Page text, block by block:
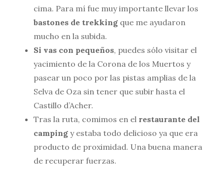
cima. Para mí fue muy importante llevar los
bastones de trekking que me ayudaron
mucho en la subida.
Si vas con pequeños, puedes sólo visitar el
yacimiento de la Corona de los Muertos y
pasear un poco por las pistas amplias de la
Selva de Oza sin tener que subir hasta el
Castillo d’Acher.
Tras la ruta, comimos en el restaurante del
camping y estaba todo delicioso ya que era
producto de proximidad. Una buena manera
de recuperar fuerzas.